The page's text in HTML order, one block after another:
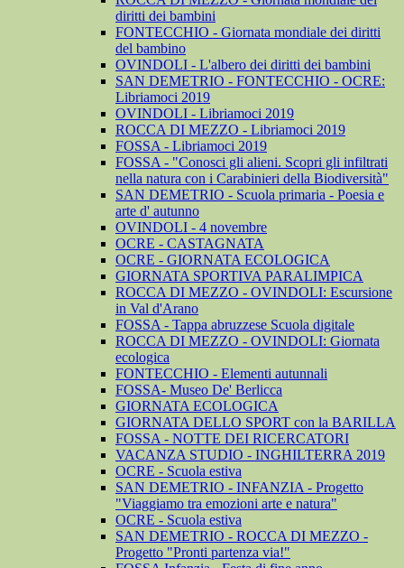
diritti dei bambini
FONTECCHIO - Giornata mondiale dei diritti
del bambino
OVINDOLI - L'albero dei diritti dei bambini
SAN DEMETRIO - FONTECCHIO - OCRE:
Libriamoci 2019
OVINDOLI - Libriamoci 2019
ROCCA DI MEZZO - Libriamoci 2019
FOSSA - Libriamoci 2019
FOSSA - "Conosci gli alieni. Scopri gli infiltrati
nella natura con i Carabinieri della Biodiversità"
SAN DEMETRIO - Scuola primaria - Poesia e
arte d' autunno
OVINDOLI - 4 novembre
OCRE - CASTAGNATA
OCRE - GIORNATA ECOLOGICA
GIORNATA SPORTIVA PARALIMPICA
ROCCA DI MEZZO - OVINDOLI: Escursione
in Val d'Arano
FOSSA - Tappa abruzzese Scuola digitale
ROCCA DI MEZZO - OVINDOLI: Giornata
ecologica
FONTECCHIO - Elementi autunnali
FOSSA- Museo De' Berlicca
GIORNATA ECOLOGICA
GIORNATA DELLO SPORT con la BARILLA
FOSSA - NOTTE DEI RICERCATORI
VACANZA STUDIO - INGHILTERRA 2019
OCRE - Scuola estiva
SAN DEMETRIO - INFANZIA - Progetto
"Viaggiamo tra emozioni arte e natura"
OCRE - Scuola estiva
SAN DEMETRIO - ROCCA DI MEZZO -
Progetto "Pronti partenza via!"